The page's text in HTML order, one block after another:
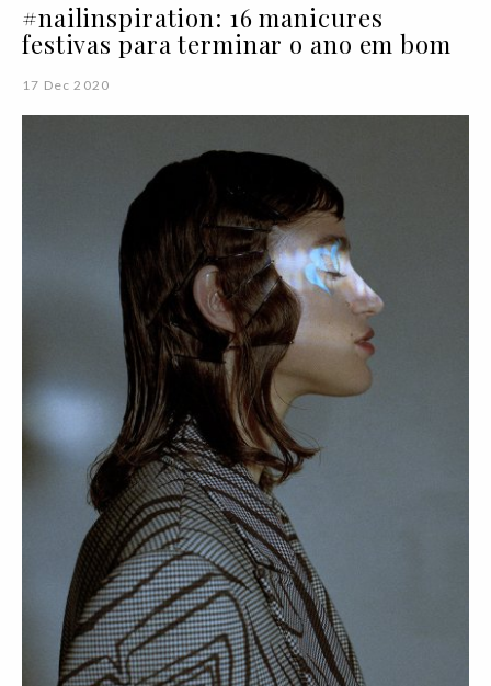
#nailinspiration: 16 manicures
festivas para terminar o ano em bom
17 Dec 2020